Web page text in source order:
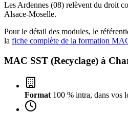
Les Ardennes (08) relèvent du droit
Alsace-Moselle.
Pour le détail des modules, le
la fiche complète de la formation
MAC SST (Recyclage) à
Format 100 % intra, dans vos